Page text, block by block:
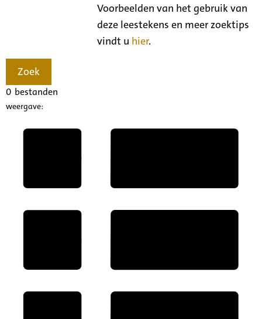
Voorbeelden van het gebruik van
deze leestekens en meer zoektips
vindt u hier.
Zoek
0 bestanden
weergave: